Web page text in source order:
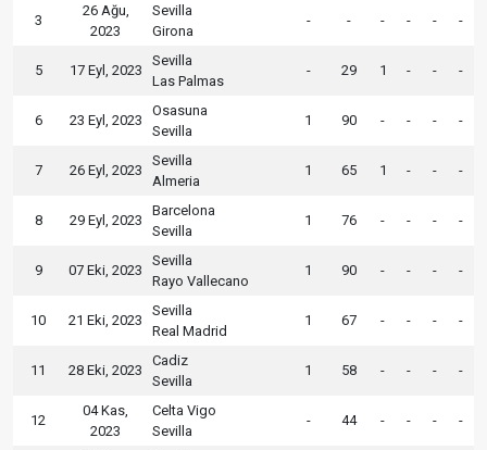
3
26 Ağu,
2023
Sevilla
Girona
- - - - - -
5 17 Eyl, 2023
Sevilla
Las Palmas
- 29 1 - - -
6 23 Eyl, 2023
Osasuna
Sevilla
1 90 - - - -
7 26 Eyl, 2023
Sevilla
Almeria
1 65 1 - - -
8 29 Eyl, 2023
Barcelona
Sevilla
1 76 - - - -
9 07 Eki, 2023
Sevilla
Rayo Vallecano
1 90 - - - -
10 21 Eki, 2023
Sevilla
Real Madrid
1 67 - - - -
11 28 Eki, 2023
Cadiz
Sevilla
1 58 - - - -
12
04 Kas,
2023
Celta Vigo
Sevilla
- 44 - - - -